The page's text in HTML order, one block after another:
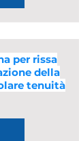
per rissa
della
tenuità